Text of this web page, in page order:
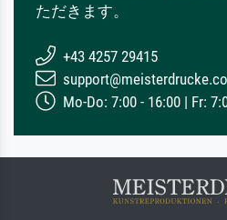
ただきます。
+43 4257 29415
Mo-Do: 7:00 - 16:00 | Fr: